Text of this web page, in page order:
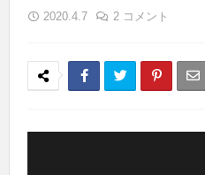
2020.4.7 2 コメント